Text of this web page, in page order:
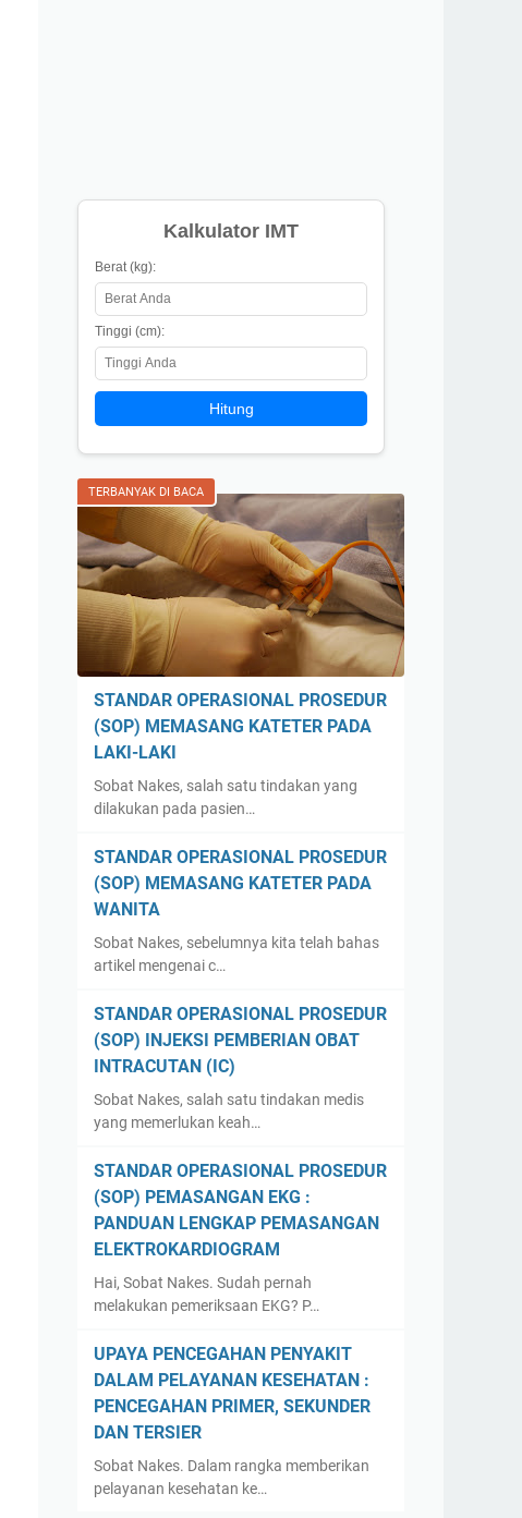
Kalkulator IMT
Berat (kg):
Tinggi (cm):
Hitung
TERBANYAK DI BACA
STANDAR OPERASIONAL PROSEDUR
(SOP) MEMASANG KATETER PADA
LAKI-LAKI
Sobat Nakes, salah satu tindakan yang
dilakukan pada pasien…
STANDAR OPERASIONAL PROSEDUR
(SOP) MEMASANG KATETER PADA
WANITA
Sobat Nakes, sebelumnya kita telah bahas
artikel mengenai c…
STANDAR OPERASIONAL PROSEDUR
(SOP) INJEKSI PEMBERIAN OBAT
INTRACUTAN (IC)
Sobat Nakes, salah satu tindakan medis
yang memerlukan keah…
STANDAR OPERASIONAL PROSEDUR
(SOP) PEMASANGAN EKG :
PANDUAN LENGKAP PEMASANGAN
ELEKTROKARDIOGRAM
Hai, Sobat Nakes. Sudah pernah
melakukan pemeriksaan EKG? P…
UPAYA PENCEGAHAN PENYAKIT
DALAM PELAYANAN KESEHATAN :
PENCEGAHAN PRIMER, SEKUNDER
DAN TERSIER
Sobat Nakes. Dalam rangka memberikan
pelayanan kesehatan ke…